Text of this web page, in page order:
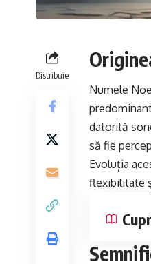
Distribuie
Numele
datorită
să fie
Evoluția
flexibilitate